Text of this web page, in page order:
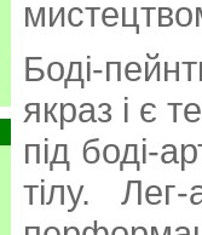
Боді-
якраз і є
під боді-
тілу.